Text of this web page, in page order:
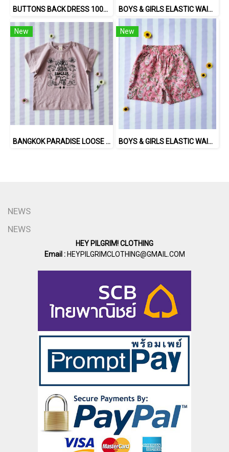
BUTTONS BACK DRESS 100% COTTON, HAND- CARVED WOODBLOCK PRINT BY AN INDIAN ARTIST 綿100％、インド人による手彫りの木版画。 BOYS & GIRLS ELASTIC WAISTBAND SHORTS 100% พิมพ์ลายด้วยแม่พิมพ์ไม้แกะสลักด้วยมือโดยศิลปินชาวอินเดีย
New
BANGKOK PARADISE LOOSE FIT SHIRTS / 100% COTTON LILAC 在庫商品 -IN STOCK ITEMS
New
BOYS & GIRLS ELASTIC WAISTBAND SHORTS 100 % IMPORTED COTTON FABRIC,HAND-PRINTED BY INDIAN ARTISTS -SEWN BY THAI ARTISANS. 100％輸入コットン生地、インド人アーティストによる手染め、タイ人職人による縫製
NEWS
NEWS
HEY PILGRIM! CLOTHING
Email :HEYPILGRIMCLOTHING@GMAIL.COM